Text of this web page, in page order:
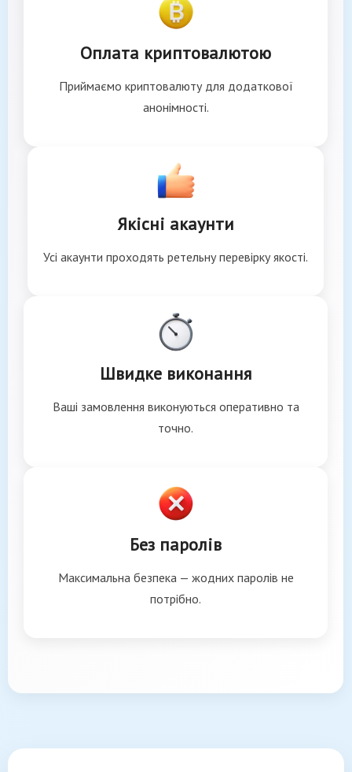
Оплата криптовалютою
Приймаємо криптовалюту для додаткової
анонімності.
Якісні акаунти
Усі акаунти проходять ретельну перевірку якості.
Швидке виконання
Ваші замовлення виконуються оперативно та
точно.
Без паролів
Максимальна безпека — жодних паролів не
потрібно.